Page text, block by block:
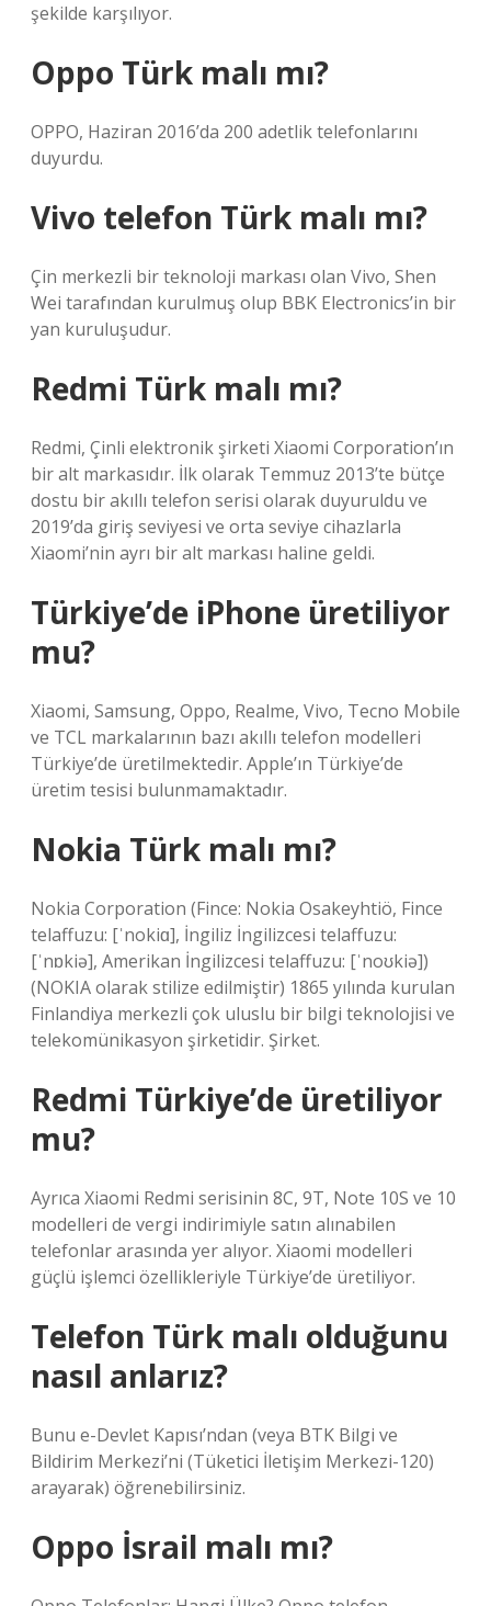
şekilde karşılıyor.
Oppo Türk malı mı?
OPPO, Haziran 2016’da 200 adetlik telefonlarını
duyurdu.
Vivo telefon Türk malı mı?
Çin merkezli bir teknoloji markası olan Vivo, Shen
Wei tarafından kurulmuş olup BBK Electronics’in bir
yan kuruluşudur.
Redmi Türk malı mı?
Redmi, Çinli elektronik şirketi Xiaomi Corporation’ın
bir alt markasıdır. İlk olarak Temmuz 2013’te bütçe
dostu bir akıllı telefon serisi olarak duyuruldu ve
2019’da giriş seviyesi ve orta seviye cihazlarla
Xiaomi’nin ayrı bir alt markası haline geldi.
Türkiye’de iPhone üretiliyor
mu?
Xiaomi, Samsung, Oppo, Realme, Vivo, Tecno Mobile
ve TCL markalarının bazı akıllı telefon modelleri
Türkiye’de üretilmektedir. Apple’ın Türkiye’de
üretim tesisi bulunmamaktadır.
Nokia Türk malı mı?
Nokia Corporation (Fince: Nokia Osakeyhtiö, Fince
telaffuzu: [ˈnokiɑ], İngiliz İngilizcesi telaffuzu:
[ˈnɒkiə], Amerikan İngilizcesi telaffuzu: [ˈnoʊkiə])
(NOKIA olarak stilize edilmiştir) 1865 yılında kurulan
Finlandiya merkezli çok uluslu bir bilgi teknolojisi ve
telekomünikasyon şirketidir. Şirket.
Redmi Türkiye’de üretiliyor
mu?
Ayrıca Xiaomi Redmi serisinin 8C, 9T, Note 10S ve 10
modelleri de vergi indirimiyle satın alınabilen
telefonlar arasında yer alıyor. Xiaomi modelleri
güçlü işlemci özellikleriyle Türkiye’de üretiliyor.
Telefon Türk malı olduğunu
nasıl anlarız?
Bunu e-Devlet Kapısı’ndan (veya BTK Bilgi ve
Bildirim Merkezi’ni (Tüketici İletişim Merkezi-120)
arayarak) öğrenebilirsiniz.
Oppo İsrail malı mı?